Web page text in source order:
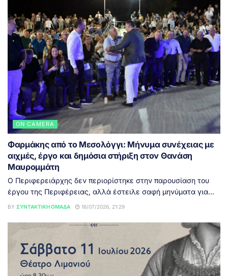
ON CAMERA
Φαρμάκης από το Μεσολόγγι: Μήνυμα συνέχειας με
αιχμές, έργο και δημόσια στήριξη στον Θανάση
Μαυρομμάτη
Ο Περιφερειάρχης δεν περιορίστηκε στην παρουσίαση του
έργου της Περιφέρειας, αλλά έστειλε σαφή μηνύματα για...
BY ΣΥΝΤΑΚΤΙΚΉ ΟΜΆΔΑ 16/07/2026, 21:29